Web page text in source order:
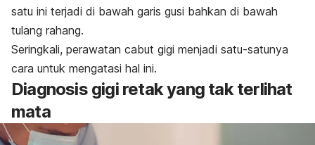
satu ini terjadi di bawah garis gusi bahkan di bawah
tulang rahang.
Seringkali, perawatan cabut gigi menjadi satu-satunya
cara untuk mengatasi hal ini.
Diagnosis gigi retak yang tak terlihat
mata